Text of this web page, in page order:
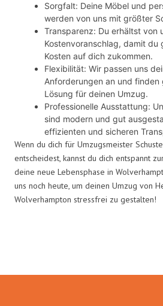
Sorgfalt: Deine Möbel und
werden von uns mit größter
Transparenz: Du erhältst von
Kostenvoranschlag, damit du
Kosten auf dich zukommen.
Flexibilität: Wir passen uns
Anforderungen an und finden
Lösung für deinen Umzug.
Professionelle Ausstattung:
sind modern und gut
effizienten und sicheren
Wenn du dich für Umzugsmeister
entscheidest, kannst du dich entspannt
deine neue Lebensphase in
uns noch heute, um deinen Umzug von
Wolverhampton stressfrei zu gestalten!